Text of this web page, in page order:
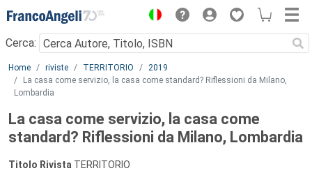
Menu
Cerca:
Main content
Home riviste TERRITORIO
2019
La casa come servizio, la casa come standard? Riflessioni da Milano,
Lombardia
La casa come servizio, la casa come
standard? Riflessioni da Milano, Lombardia
Titolo Rivista TERRITORIO